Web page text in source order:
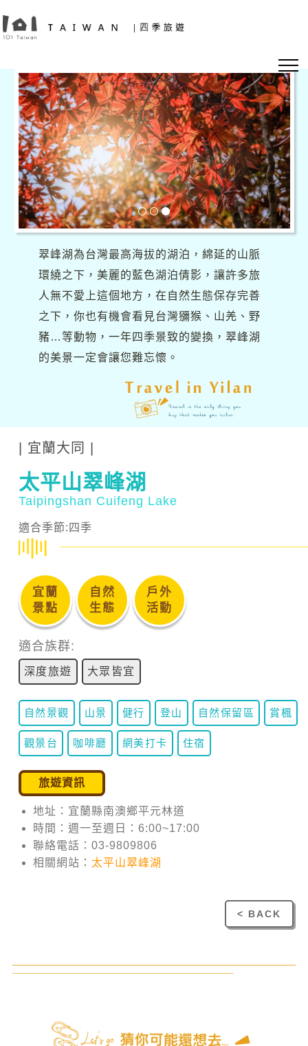
翠峰湖為台灣最高海拔的湖泊，綿延的山脈
環繞之下，美麗的藍色湖泊倩影，讓許多旅
人無不愛上這個地方，在自然生態保存完善
之下，你也有機會看見台灣獼猴、山羌、野
豬…等動物，一年四季景致的變換，翠峰湖
的美景一定會讓您難忘懷。
| 宜蘭大同 |
太平山翠峰湖
Taipingshan Cuifeng Lake
適合季節:四季
宜蘭
景點
自然
生態
戶外
活動
適合族群:
深度旅遊 大眾皆宜
自然景觀 山景 健行 登山 自然保留區 賞楓
觀景台 咖啡廳 網美打卡 住宿
旅遊資訊
地址：宜蘭縣南澳鄉平元林道
時間：週一至週日：6:00~17:00
聯絡電話：03-9809806
相關網站： 太平山翠峰湖
< BACK